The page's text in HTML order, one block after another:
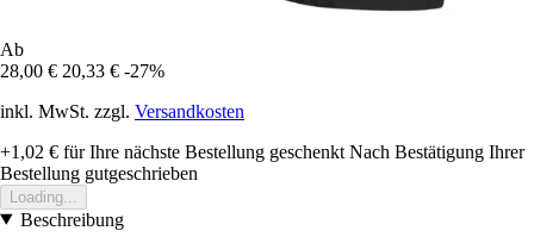
Ab
28,00 € 20,33 € -27%
inkl. MwSt. zzgl. Versandkosten
+1,02 € für Ihre nächste Bestellung geschenkt Nach Bestätigung Ihrer
Bestellung gutgeschrieben
Loading...
Beschreibung